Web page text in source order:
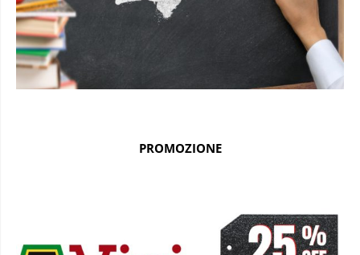
PROMOZIONE